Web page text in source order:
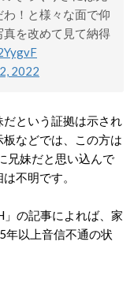
！と様々な面で仰
を改めて見て納得
2022
という証拠は示され
などでは、この方は
兄妹だと思い込んで
不明です。
」の記事によれば、家
年以上音信不通の状